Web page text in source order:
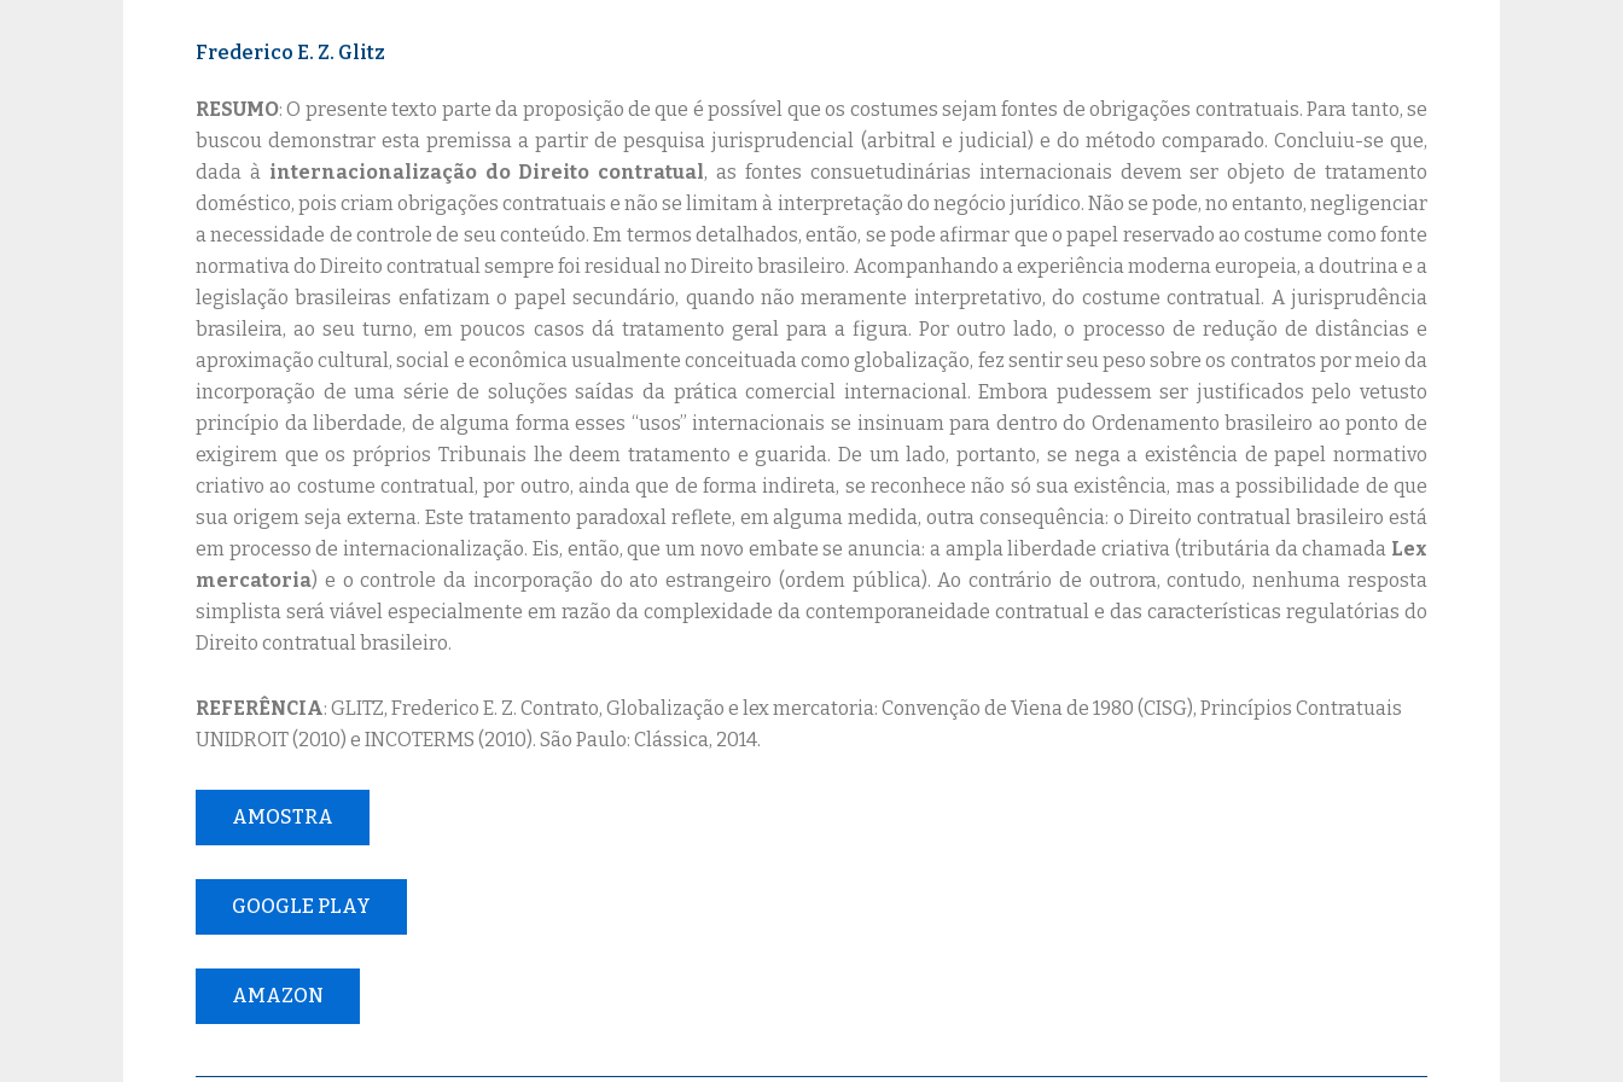
Frederico E. Z. Glitz
RESUMO: O presente texto parte da proposição de que é possível que os costumes sejam fontes de obrigações contratuais. Para tanto, se
buscou demonstrar esta premissa a partir de pesquisa jurisprudencial (arbitral e judicial) e do método comparado. Concluiu-se que,
dada à internacionalização do Direito contratual, as fontes consuetudinárias internacionais devem ser objeto de tratamento
doméstico, pois criam obrigações contratuais e não se limitam à interpretação do negócio jurídico. Não se pode, no entanto, negligenciar
a necessidade de controle de seu conteúdo. Em termos detalhados, então, se pode afirmar que o papel reservado ao costume como fonte
normativa do Direito contratual sempre foi residual no Direito brasileiro. Acompanhando a experiência moderna europeia, a doutrina e a
legislação brasileiras enfatizam o papel secundário, quando não meramente interpretativo, do costume contratual. A jurisprudência
brasileira, ao seu turno, em poucos casos dá tratamento geral para a figura. Por outro lado, o processo de redução de distâncias e
aproximação cultural, social e econômica usualmente conceituada como globalização, fez sentir seu peso sobre os contratos por meio da
incorporação de uma série de soluções saídas da prática comercial internacional. Embora pudessem ser justificados pelo vetusto
princípio da liberdade, de alguma forma esses “usos” internacionais se insinuam para dentro do Ordenamento brasileiro ao ponto de
exigirem que os próprios Tribunais lhe deem tratamento e guarida. De um lado, portanto, se nega a existência de papel normativo
criativo ao costume contratual, por outro, ainda que de forma indireta, se reconhece não só sua existência, mas a possibilidade de que
sua origem seja externa. Este tratamento paradoxal reflete, em alguma medida, outra consequência: o Direito contratual brasileiro está
em processo de internacionalização. Eis, então, que um novo embate se anuncia: a ampla liberdade criativa (tributária da chamada Lex
mercatoria) e o controle da incorporação do ato estrangeiro (ordem pública). Ao contrário de outrora, contudo, nenhuma resposta
simplista será viável especialmente em razão da complexidade da contemporaneidade contratual e das características regulatórias do
Direito contratual brasileiro.
REFERÊNCIA: GLITZ, Frederico E. Z. Contrato, Globalização e lex mercatoria: Convenção de Viena de 1980 (CISG), Princípios Contratuais
UNIDROIT (2010) e INCOTERMS (2010). São Paulo: Clássica, 2014.
AMOSTRA
GOOGLE PLAY
AMAZON